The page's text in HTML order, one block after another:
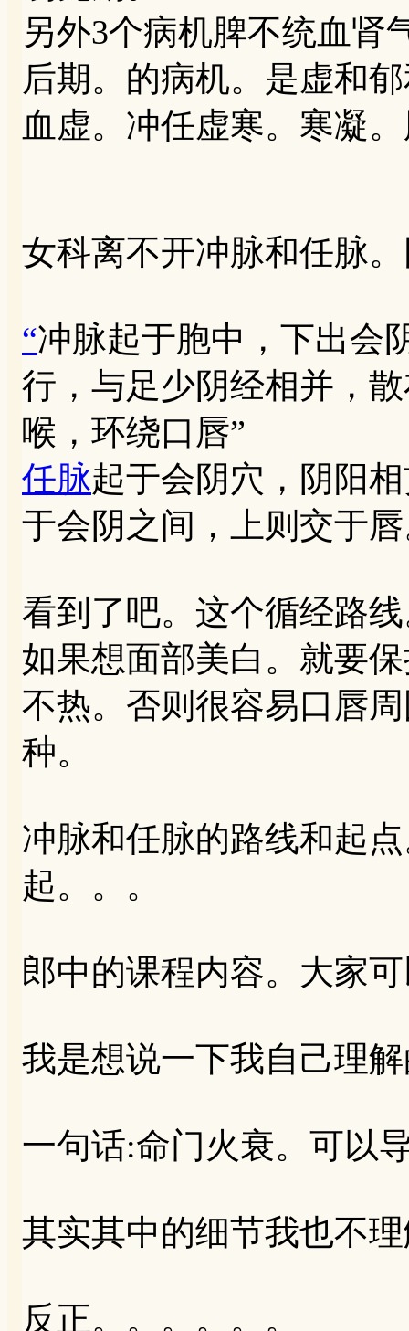
另外3个病机脾不统血肾
后期。的病机。是虚和
血虚。冲任虚寒。寒凝
女科离不开冲脉和任脉
“冲脉起于胞中，下出会
行，与足少阴经相并，
喉，环绕口唇”
任脉起于会阴穴，阴阳
于会阴之间，上则交于
看到了吧。这个循经路
如果想面部美白。就要
不热。否则很容易口唇
种。
冲脉和任脉的路线和起
起。。。
郎中的课程内容。大家
我是想说一下我自己理
一句话:命门火衰。可以
其实其中的细节我也不
反正。。。。。。